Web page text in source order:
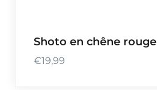
Shoto en chêne rouge
€19,99